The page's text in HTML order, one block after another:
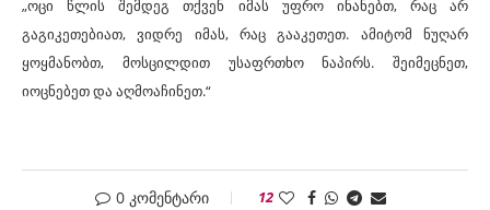
„ოცი წლის შემდეგ თქვენ იმას უფრო ინანებთ, რაც არ
გაგიკეთებიათ, ვიდრე იმას, რაც გააკეთეთ. ამიტომ ნუღარ
ყოყმანობთ, მოსცილდით უსაფრთხო ნაპირს. შეიმეცნეთ,
იოცნებეთ და აღმოაჩინეთ.“
0 კომენტარი 12